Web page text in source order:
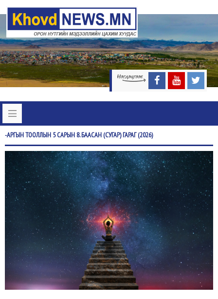
-АРГЫНТООЛЛЫН 5 САРЫН 8. БААСАН (СУГАР) ГАРАГ (2026)